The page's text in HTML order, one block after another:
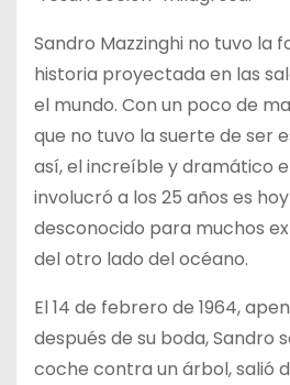
Sandro Mazzinghi no tuvo la
historia proyectada en las
el mundo. Con un poco de
que no tuvo la suerte de ser
así, el increíble y dramático
involucró a los 25 años es
desconocido para muchos
del otro lado del océano.
El 14 de febrero de 1964,
después de su boda, Sandro
coche contra un árbol, salió